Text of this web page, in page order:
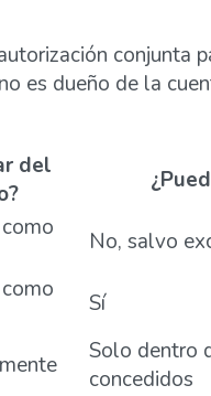
conjunta
es dueño de la
del
No, salvo
Sí
Solo dentro
concedidos